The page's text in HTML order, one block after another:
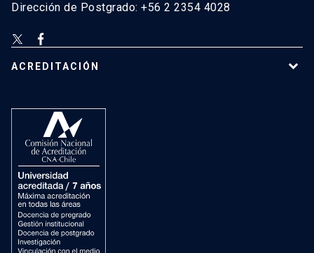
Dirección de Postgrado: +56 2 2354 4028
ACREDITACIÓN